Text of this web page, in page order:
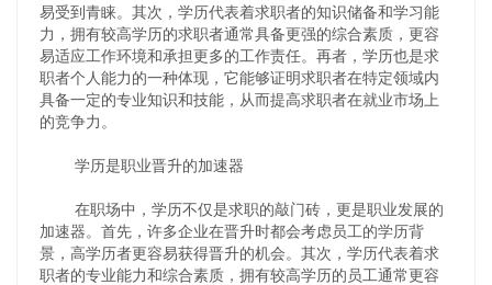
易受到青睐。其次，学历代表着求职者的知识储备和学习能
力，拥有较高学历的求职者通常具备更强的综合素质，更容
易适应工作环境和承担更多的工作责任。再者，学历也是求
职者个人能力的一种体现，它能够证明求职者在特定领域内
具备一定的专业知识和技能，从而提高求职者在就业市场上
的竞争力。
学历是职业晋升的加速器
在职场中，学历不仅是求职的敲门砖，更是职业发展的
加速器。首先，许多企业在晋升时都会考虑员工的学历背
景，高学历者更容易获得晋升的机会。其次，学历代表着求
职者的专业能力和综合素质，拥有较高学历的员工通常更容